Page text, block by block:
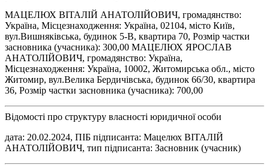
МАЦЕЛЮХ ВІТАЛІЙ АНАТОЛІЙОВИЧ, громадянство:
Україна, Місцезнаходження: Україна, 02104, місто Київ,
вул.Вишняківська, будинок 5-В, квартира 70, Розмір частки
засновника (учасника): 300,00 МАЦЕЛЮХ ЯРОСЛАВ
АНАТОЛІЙОВИЧ, громадянство: Україна,
Місцезнаходження: Україна, 10002, Житомирська обл., місто
Житомир, вул.Велика Бердичівська, будинок 66/30, квартира
36, Розмір частки засновника (учасника): 700,00
Відомості про структуру власності юридичної особи
дата: 20.02.2024, ПІБ підписанта: Мацелюх ВІТАЛІЙ
АНАТОЛІЙОВИЧ, тип підписанта: Засновник (учасник)